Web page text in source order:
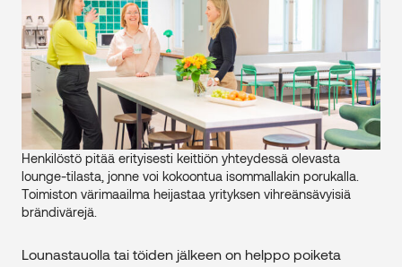
Henkilöstö pitää erityisesti keittiön yhteydessä olevasta
lounge-tilasta, jonne voi kokoontua isommallakin porukalla.
Toimiston värimaailma heijastaa yrityksen vihreänsävyisiä
brändivärejä.
Lounastauolla tai töiden jälkeen on helppo poiketa